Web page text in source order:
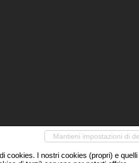
Mantieni impostazioni di
cookies. I nostri cookies (propri) e quelli